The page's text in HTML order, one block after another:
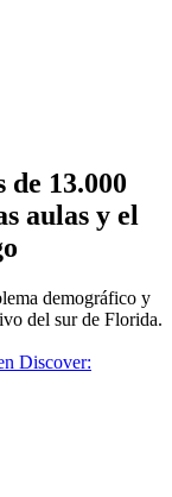
13.000
aulas y el
demográfico y
del sur de Florida.
Discover: